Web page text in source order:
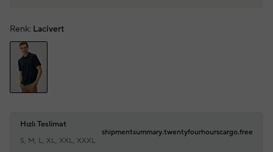
Renk: Lacivert
Hızlı Teslimat
S, M, L, XL, XXL, XXXL
shipmentsummary.twentyfourhourscargo.free